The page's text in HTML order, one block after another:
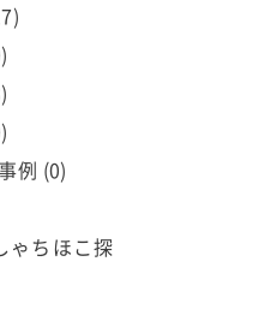
例 (0)
ゃちほこ探